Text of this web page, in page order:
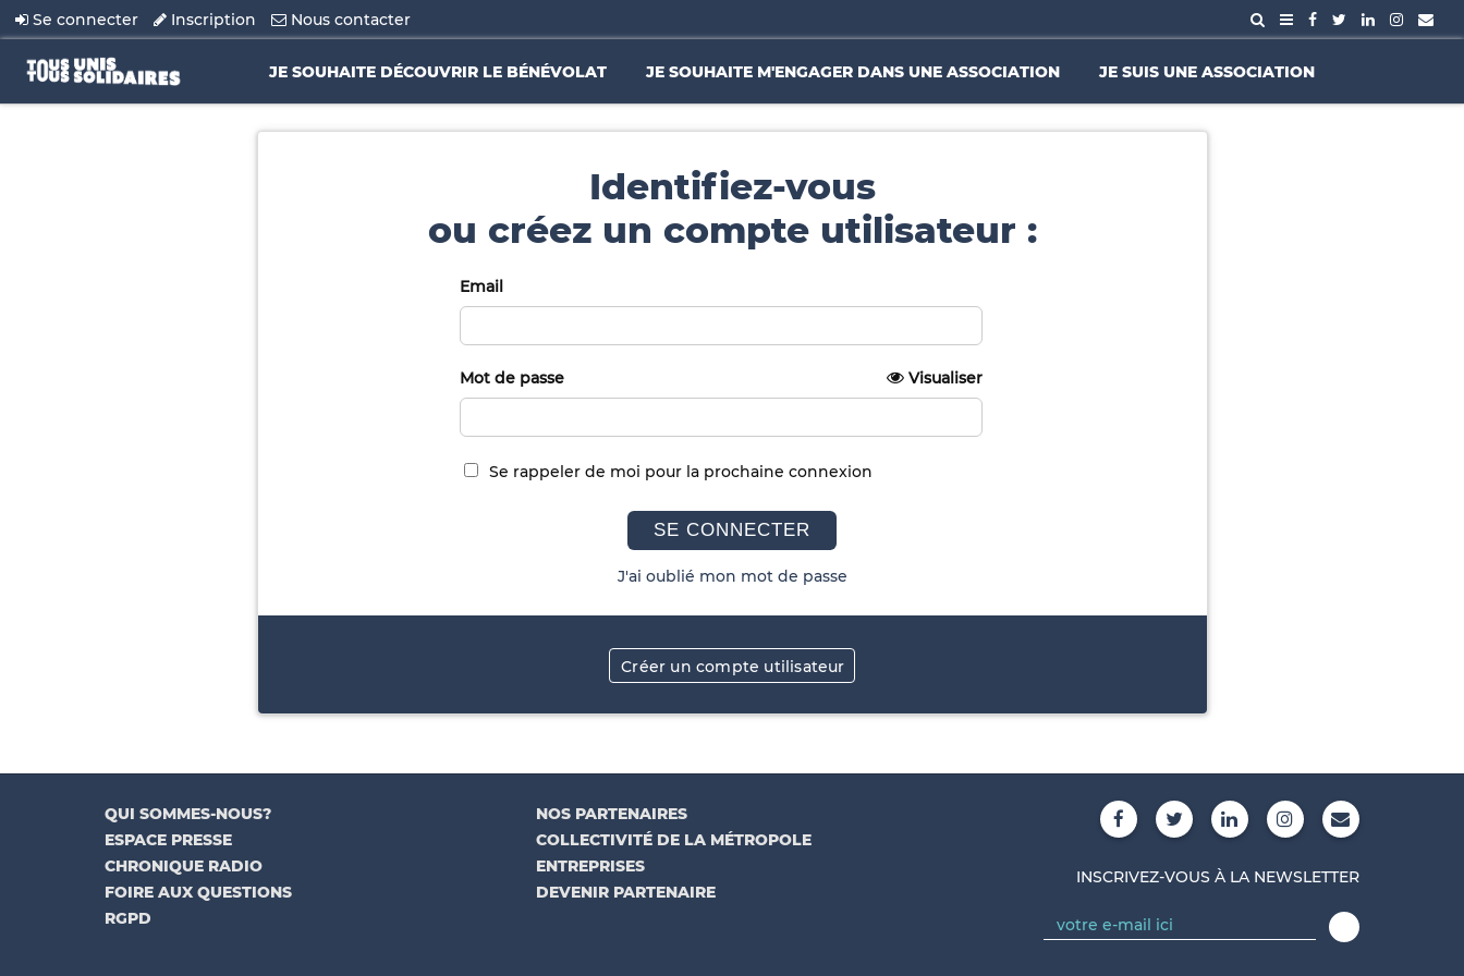
Se connecter Inscription Nous contacter
JE SOUHAITE DÉCOUVRIR LE BÉNÉVOLAT JE SOUHAITE M'ENGAGER DANS UNE ASSOCIATION JE SUIS UNE ASSOCIATION
Identifiez-vous
ou créez un compte utilisateur :
Email
Mot de passe Visualiser
Se rappeler de moi pour la prochaine connexion
SE CONNECTER
J'ai oublié mon mot de passe
Créer un compte utilisateur
QUI SOMMES-NOUS?
ESPACE PRESSE
CHRONIQUE RADIO
FOIRE AUX QUESTIONS
RGPD
NOS PARTENAIRES
COLLECTIVITÉ DE LA MÉTROPOLE
ENTREPRISES
DEVENIR PARTENAIRE
INSCRIVEZ-VOUS À LA NEWSLETTER